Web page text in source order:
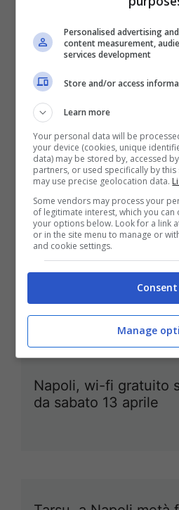
Napoli, segnaletica
portare i turisti nelle
Napoli, polemiche
onoraria ad Abu
Assunzioni Asìa, la
indaga sul Comune
Napoli, wi-fi gratuito
da sabato 13 aprile
Personalised advertising
content measurement,
services development
Store and/or access
Learn more
Your personal data will be
your device (cookies, unique
data) may be stored by, accessed
partners, or used specifically by
may use precise geolocation data.
Some vendors may process your
of legitimate interest, which you
your options below. Look for a link
or in the site menu to manage or
and cookie settings.
Consent
Manage